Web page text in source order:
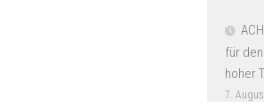
für
hoher
7.